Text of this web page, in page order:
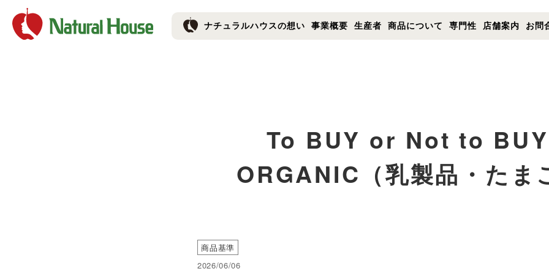
ナチュラルハウス - 公式コーポレートサイト｜TOP
ナチュラルハウスの想い 事業概要 生産者 商品について 専門性 店舗案内 お問
生産者
お問合せ
To BUY or Not to BUY
ORGANIC（乳製品・たま
商品基準
2026/06/06